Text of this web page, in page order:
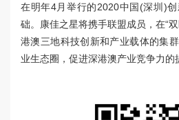
在明年4月举行的2020中国(深圳)
础。康佳之星将携手联盟成员，在“
港澳三地科技创新和产业载体的集
业生态圈，促进深港澳产业竞争力的